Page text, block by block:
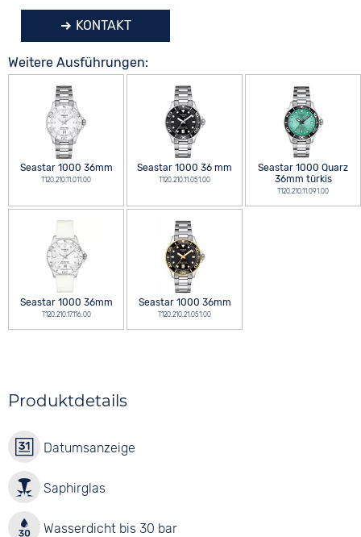
KONTAKT
Weitere Ausführungen:
Seastar 1000 36mm
T120.210.11.011.00
Seastar 1000 36 mm
T120.210.11.051.00
Seastar 1000 Quarz
36mm türkis
T120.210.11.091.00
Seastar 1000 36mm
T120.210.17.116.00
Seastar 1000 36mm
T120.210.21.051.00
Produktdetails
Datumsanzeige
Saphirglas
Wasserdicht bis 30 bar